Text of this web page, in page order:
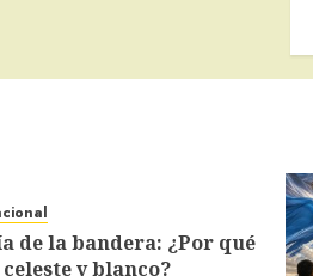
de la bandera: ¿Por qué
celeste y blanco?